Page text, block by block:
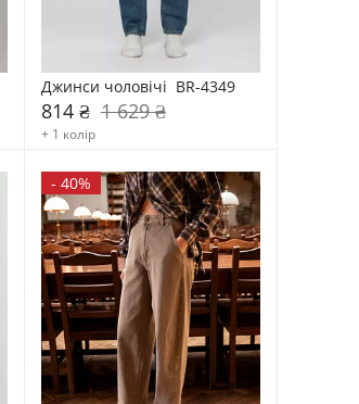
Джинси чоловічі  BR-4349
814 ₴ 1 629 ₴
+ 1 колір
- 40%